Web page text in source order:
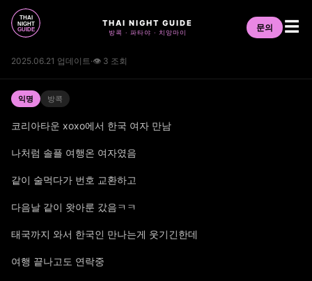
THAI NIGHT GUIDE
방콕 · 파타야 · 치앙마이 문의 ☰
2025.06.21 업데이트·👁 3 조회
익명 방콕
코리아타운 xoxo에서 한국 여자 만남
나처럼 솔플 여행온 여자였음
같이 술먹다가 번호 교환하고
다음날 같이 왓아룬 갔음ㅋㅋ
태국까지 와서 한국인 만나는게 웃기긴한데
여행 끝나고도 연락중